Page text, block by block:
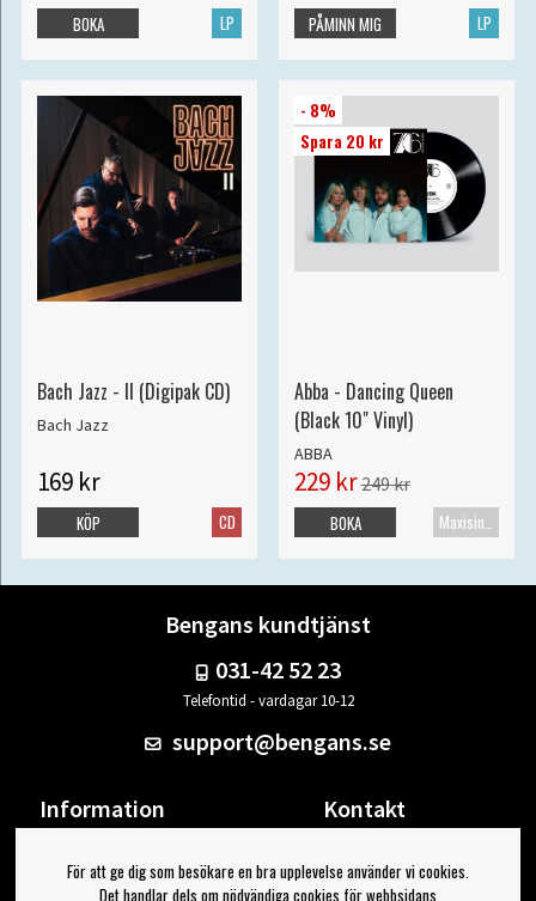
LP
BOKA LP
PÅMINN MIG
Bach Jazz - II (Digipak CD)
Bach Jazz
169 kr
CD
KÖP
- 8%
Spara 20 kr
Abba - Dancing Queen
(Black 10" Vinyl)
ABBA
229 kr249 kr
Maxisingel
BOKA
Bengans kundtjänst
031-42 52 23
Telefontid - vardagar 10-12
support@bengans.se
Information
Om Bengans
Kontakt
Din sida
För att ge dig som besökare en bra upplevelse använder vi cookies.
Det handlar dels om nödvändiga cookies för webbsidans